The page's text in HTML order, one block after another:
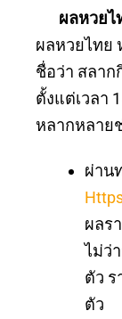
ผลหวยไ
ผลหวยไทย
ชื่อว่า สลาก
ตั้งแต่เวลา
หลากหลาย
ผ่าน
ผลร
ไม่ว่
ตัว ร
ตัว